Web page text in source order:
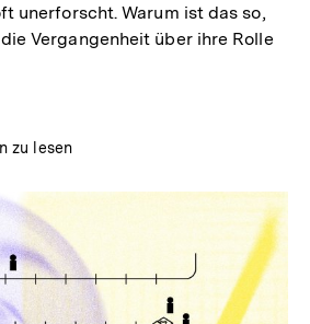
unerforscht. Warum ist das so,
Vergangenheit über ihre Rolle
zu lesen